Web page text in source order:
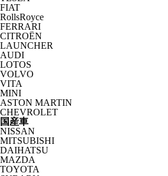
FIAT
RollsRoyce
FERRARI
CITROËN
LAUNCHER
AUDI
LOTOS
VOLVO
VITA
MINI
ASTON MARTIN
CHEVROLET
国産車
NISSAN
MITSUBISHI
DAIHATSU
MAZDA
TOYOTA